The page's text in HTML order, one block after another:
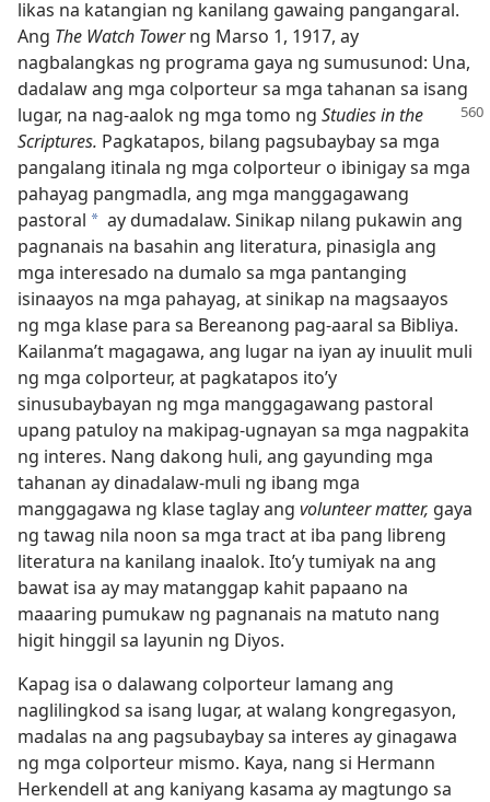
likas na katangian ng kanilang gawaing pangangaral.
Ang The Watch Towerng Marso 1, 1917, ay
nagbalangkas ng programa gaya ng sumusunod: Una,
dadalaw ang mga colporteur sa mga tahanan sa isang
lugar, na nag-aalok ng mga tomo ng Studies in the
Scriptures. Pagkatapos, bilang pagsubaybay sa mga
pangalang itinala ng mga colporteur o ibinigay sa mga
pahayag pangmadla, ang mga manggagawang
pastoral a ay dumadalaw. Sinikap nilang pukawin ang
pagnanais na basahin ang literatura, pinasigla ang
mga interesado na dumalo sa mga pantanging
isinaayos na mga pahayag, at sinikap na magsaayos
ng mga klase para sa Bereanong pag-aaral sa Bibliya.
Kailanma’t magagawa, ang lugar na iyan ay inuulit muli
ng mga colporteur, at pagkatapos ito’y
sinusubaybayan ng mga manggagawang pastoral
upang patuloy na makipag-ugnayan sa mga nagpakita
ng interes. Nang dakong huli, ang gayunding mga
tahanan ay dinadalaw-muli ng ibang mga
manggagawa ng klase taglay ang volunteer matter, gaya
ng tawag nila noon sa mga tract at iba pang libreng
literatura na kanilang inaalok. Ito’y tumiyak na ang
bawat isa ay may matanggap kahit papaano na
maaaring pumukaw ng pagnanais na matuto nang
higit hinggil sa layunin ng Diyos.
Kapag isa o dalawang colporteur lamang ang
naglilingkod sa isang lugar, at walang kongregasyon,
madalas na ang pagsubaybay sa interes ay ginagawa
ng mga colporteur mismo. Kaya, nang si Hermann
Herkendell at ang kaniyang kasama ay magtungo sa